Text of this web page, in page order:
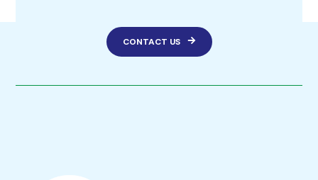
CONTACT US